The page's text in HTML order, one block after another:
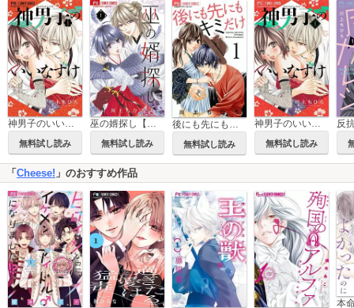
神男子のいいなずけ
無料試し読み
巫の婿探し【マイクロ】
無料試し読み 無料試し読み
神男子のいいなずけ【マイクロ】
無料試し読み
「 Cheese! 」のおすすめ作品